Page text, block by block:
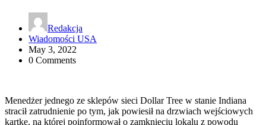
Redakcja
Wiadomości USA
May 3, 2022
0 Comments
Menedżer jednego ze sklepów sieci Dollar Tree w stanie Indiana
stracił zatrudnienie po tym, jak powiesił na drzwiach wejściowych
kartkę, na której poinformował o zamknięciu lokalu z powodu